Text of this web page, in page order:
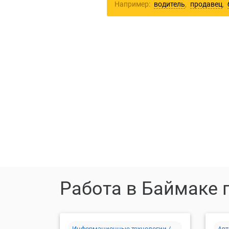
Например: водитель, продавец,
Работа в Баймаке